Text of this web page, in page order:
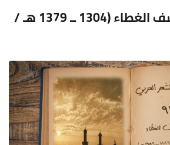
920 ــ كاظم كاشف الغطاء (1304 ــ 1379 هـ /